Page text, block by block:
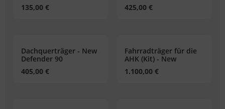
135,00 €
425,00 €
Dachquerträger - New
Defender 90
405,00 €
Fahrradträger für die
AHK (Kit) - New
1.100,00 €